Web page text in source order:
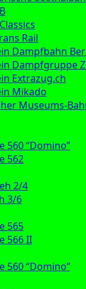
Rail
Dampfbahn
Dampfgruppe
Extrazug.ch
Mikado
Museums-
560 “Domino”
562
2/4
3/6
565
566 II
560 “Domino”